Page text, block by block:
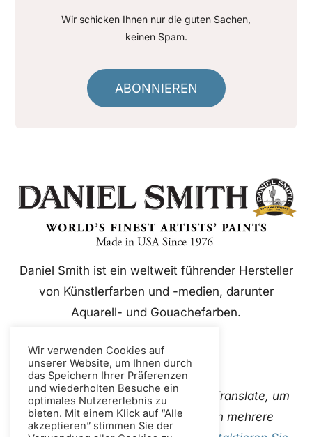
Wir schicken Ihnen nur die guten Sachen,
keinen Spam.
ABONNIEREN
Daniel Smith ist ein weltweit führender Hersteller
von Künstlerfarben und -medien, darunter
Aquarell- und Gouachefarben.
Diese Website verwendet Google Translate, um
Inhalte sofort und automatisch in mehrere
Wir verwenden Cookies auf
unserer Website, um Ihnen durch
das Speichern Ihrer Präferenzen
und wiederholten Besuche ein
optimales Nutzererlebnis zu
bieten. Mit einem Klick auf “Alle
akzeptieren” stimmen Sie der